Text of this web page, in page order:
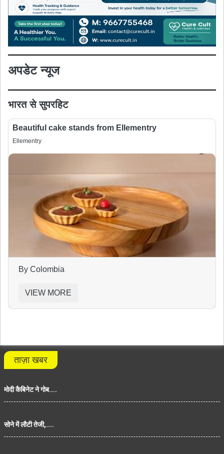
अपडेट न्यूज
भारत से सुपरहिट
Beautiful cake stands from Ellementry
Ellementry
By Colombia
VIEW MORE
ताज़ा खबर
मोदी कैबिनेट ने गोब....
सोने में लौटी तेजी,....